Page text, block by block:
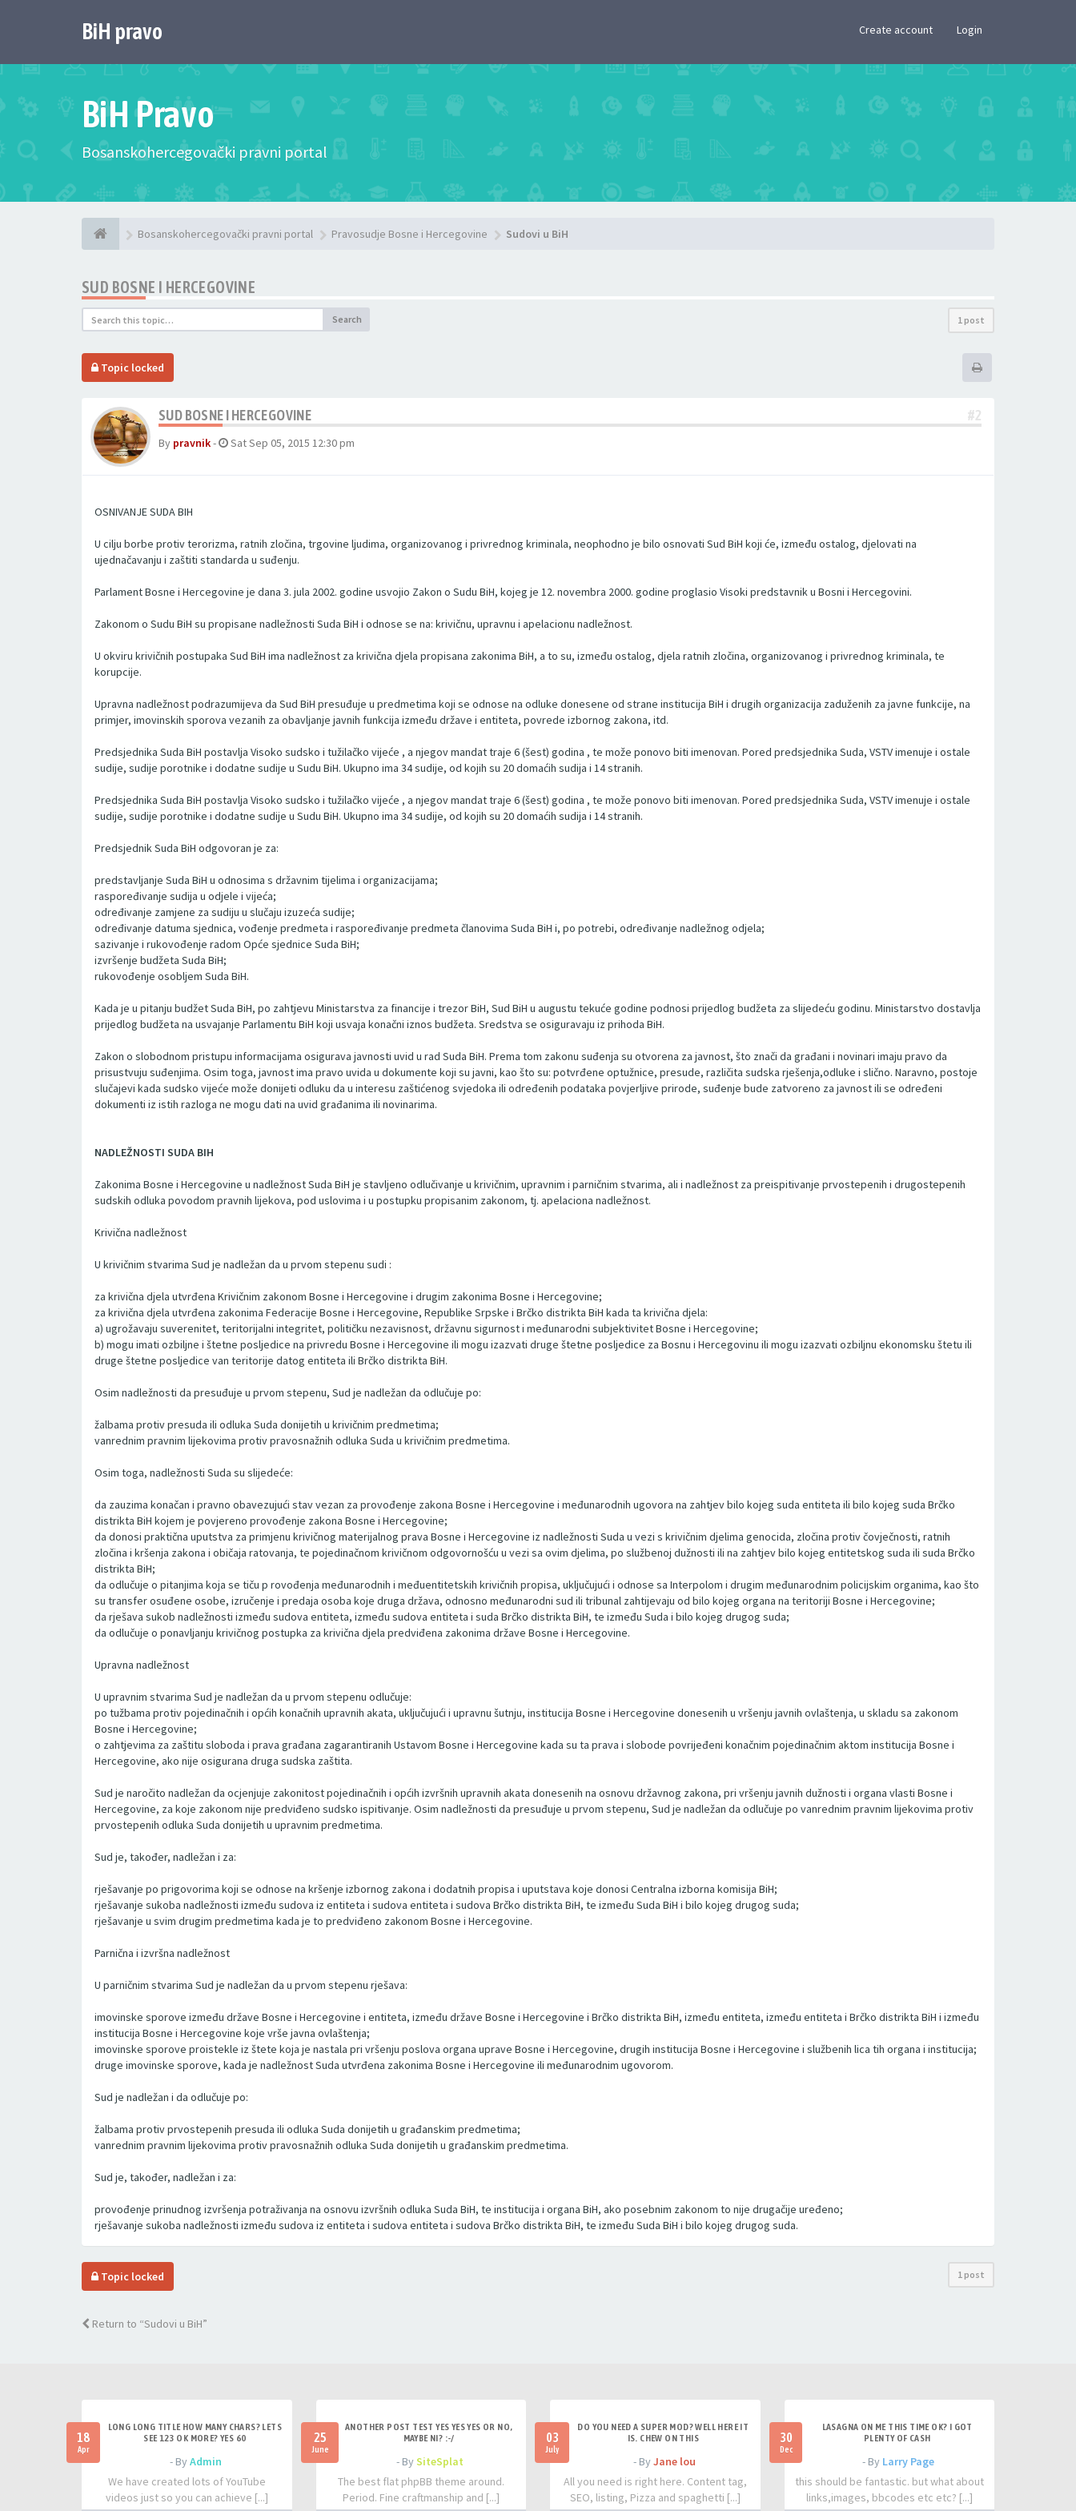
BiH pravo Create account Login
BiH Pravo
Bosanskohercegovački pravni portal
Bosanskohercegovački pravni portal Pravosudje Bosne i Hercegovine Sudovi u BiH
SUD BOSNE I HERCEGOVINE
Search 1 post
Topic locked
SUD BOSNE I HERCEGOVINE #2
By pravnik- Sat Sep 05, 2015 12:30 pm
OSNIVANJE SUDA BIH
U cilju borbe protiv terorizma, ratnih zločina, trgovine ljudima, organizovanog i privrednog kriminala, neophodno je bilo osnovati Sud BiH koji će, između ostalog, djelovati na
ujednačavanju i zaštiti standarda u suđenju.
Parlament Bosne i Hercegovine je dana 3. jula 2002. godine usvojio Zakon o Sudu BiH, kojeg je 12. novembra 2000. godine proglasio Visoki predstavnik u Bosni i Hercegovini.
Zakonom o Sudu BiH su propisane nadležnosti Suda BiH i odnose se na: krivičnu, upravnu i apelacionu nadležnost.
U okviru krivičnih postupaka Sud BiH ima nadležnost za krivična djela propisana zakonima BiH, a to su, između ostalog, djela ratnih zločina, organizovanog i privrednog kriminala, te
korupcije.
Upravna nadležnost podrazumijeva da Sud BiH presuđuje u predmetima koji se odnose na odluke donesene od strane institucija BiH i drugih organizacija zaduženih za javne funkcije, na
primjer, imovinskih sporova vezanih za obavljanje javnih funkcija između države i entiteta, povrede izbornog zakona, itd.
Predsjednika Suda BiH postavlja Visoko sudsko i tužilačko vijeće , a njegov mandat traje 6 (šest) godina , te može ponovo biti imenovan. Pored predsjednika Suda, VSTV imenuje i ostale
sudije, sudije porotnike i dodatne sudije u Sudu BiH. Ukupno ima 34 sudije, od kojih su 20 domaćih sudija i 14 stranih.
Predsjednika Suda BiH postavlja Visoko sudsko i tužilačko vijeće , a njegov mandat traje 6 (šest) godina , te može ponovo biti imenovan. Pored predsjednika Suda, VSTV imenuje i ostale
sudije, sudije porotnike i dodatne sudije u Sudu BiH. Ukupno ima 34 sudije, od kojih su 20 domaćih sudija i 14 stranih.
Predsjednik Suda BiH odgovoran je za:
predstavljanje Suda BiH u odnosima s državnim tijelima i organizacijama;
raspoređivanje sudija u odjele i vijeća;
određivanje zamjene za sudiju u slučaju izuzeća sudije;
određivanje datuma sjednica, vođenje predmeta i raspoređivanje predmeta članovima Suda BiH i, po potrebi, određivanje nadležnog odjela;
sazivanje i rukovođenje radom Opće sjednice Suda BiH;
izvršenje budžeta Suda BiH;
rukovođenje osobljem Suda BiH.
Kada je u pitanju budžet Suda BiH, po zahtjevu Ministarstva za financije i trezor BiH, Sud BiH u augustu tekuće godine podnosi prijedlog budžeta za slijedeću godinu. Ministarstvo dostavlja
prijedlog budžeta na usvajanje Parlamentu BiH koji usvaja konačni iznos budžeta. Sredstva se osiguravaju iz prihoda BiH.
Zakon o slobodnom pristupu informacijama osigurava javnosti uvid u rad Suda BiH. Prema tom zakonu suđenja su otvorena za javnost, što znači da građani i novinari imaju pravo da
prisustvuju suđenjima. Osim toga, javnost ima pravo uvida u dokumente koji su javni, kao što su: potvrđene optužnice, presude, različita sudska rješenja,odluke i slično. Naravno, postoje
slučajevi kada sudsko vijeće može donijeti odluku da u interesu zaštićenog svjedoka ili određenih podataka povjerljive prirode, suđenje bude zatvoreno za javnost ili se određeni
dokumenti iz istih razloga ne mogu dati na uvid građanima ili novinarima.
NADLEŽNOSTI SUDA BIH
Zakonima Bosne i Hercegovine u nadležnost Suda BiH je stavljeno odlučivanje u krivičnim, upravnim i parničnim stvarima, ali i nadležnost za preispitivanje prvostepenih i drugostepenih
sudskih odluka povodom pravnih lijekova, pod uslovima i u postupku propisanim zakonom, tj. apelaciona nadležnost.
Krivična nadležnost
U krivičnim stvarima Sud je nadležan da u prvom stepenu sudi :
za krivična djela utvrđena Krivičnim zakonom Bosne i Hercegovine i drugim zakonima Bosne i Hercegovine;
za krivična djela utvrđena zakonima Federacije Bosne i Hercegovine, Republike Srpske i Brčko distrikta BiH kada ta krivična djela:
a) ugrožavaju suverenitet, teritorijalni integritet, političku nezavisnost, državnu sigurnost i međunarodni subjektivitet Bosne i Hercegovine;
b) mogu imati ozbiljne i štetne posljedice na privredu Bosne i Hercegovine ili mogu izazvati druge štetne posljedice za Bosnu i Hercegovinu ili mogu izazvati ozbiljnu ekonomsku štetu ili
druge štetne posljedice van teritorije datog entiteta ili Brčko distrikta BiH.
Osim nadležnosti da presuđuje u prvom stepenu, Sud je nadležan da odlučuje po:
žalbama protiv presuda ili odluka Suda donijetih u krivičnim predmetima;
vanrednim pravnim lijekovima protiv pravosnažnih odluka Suda u krivičnim predmetima.
Osim toga, nadležnosti Suda su slijedeće:
da zauzima konačan i pravno obavezujući stav vezan za provođenje zakona Bosne i Hercegovine i međunarodnih ugovora na zahtjev bilo kojeg suda entiteta ili bilo kojeg suda Brčko
distrikta BiH kojem je povjereno provođenje zakona Bosne i Hercegovine;
da donosi praktična uputstva za primjenu krivičnog materijalnog prava Bosne i Hercegovine iz nadležnosti Suda u vezi s krivičnim djelima genocida, zločina protiv čovječnosti, ratnih
zločina i kršenja zakona i običaja ratovanja, te pojedinačnom krivičnom odgovornošću u vezi sa ovim djelima, po službenoj dužnosti ili na zahtjev bilo kojeg entitetskog suda ili suda Brčko
distrikta BiH;
da odlučuje o pitanjima koja se tiču p rovođenja međunarodnih i međuentitetskih krivičnih propisa, uključujući i odnose sa Interpolom i drugim međunarodnim policijskim organima, kao što
su transfer osuđene osobe, izručenje i predaja osoba koje druga država, odnosno međunarodni sud ili tribunal zahtijevaju od bilo kojeg organa na teritoriji Bosne i Hercegovine;
da rješava sukob nadležnosti između sudova entiteta, između sudova entiteta i suda Brčko distrikta BiH, te između Suda i bilo kojeg drugog suda;
da odlučuje o ponavljanju krivičnog postupka za krivična djela predviđena zakonima države Bosne i Hercegovine.
Upravna nadležnost
U upravnim stvarima Sud je nadležan da u prvom stepenu odlučuje:
po tužbama protiv pojedinačnih i općih konačnih upravnih akata, uključujući i upravnu šutnju, institucija Bosne i Hercegovine donesenih u vršenju javnih ovlaštenja, u skladu sa zakonom
Bosne i Hercegovine;
o zahtjevima za zaštitu sloboda i prava građana zagarantiranih Ustavom Bosne i Hercegovine kada su ta prava i slobode povrijeđeni konačnim pojedinačnim aktom institucija Bosne i
Hercegovine, ako nije osigurana druga sudska zaštita.
Sud je naročito nadležan da ocjenjuje zakonitost pojedinačnih i općih izvršnih upravnih akata donesenih na osnovu državnog zakona, pri vršenju javnih dužnosti i organa vlasti Bosne i
Hercegovine, za koje zakonom nije predviđeno sudsko ispitivanje. Osim nadležnosti da presuđuje u prvom stepenu, Sud je nadležan da odlučuje po vanrednim pravnim lijekovima protiv
prvostepenih odluka Suda donijetih u upravnim predmetima.
Sud je, također, nadležan i za:
rješavanje po prigovorima koji se odnose na kršenje izbornog zakona i dodatnih propisa i uputstava koje donosi Centralna izborna komisija BiH;
rješavanje sukoba nadležnosti između sudova iz entiteta i sudova entiteta i sudova Brčko distrikta BiH, te između Suda BiH i bilo kojeg drugog suda;
rješavanje u svim drugim predmetima kada je to predviđeno zakonom Bosne i Hercegovine.
Parnična i izvršna nadležnost
U parničnim stvarima Sud je nadležan da u prvom stepenu rješava:
imovinske sporove između države Bosne i Hercegovine i entiteta, između države Bosne i Hercegovine i Brčko distrikta BiH, između entiteta, između entiteta i Brčko distrikta BiH i između
institucija Bosne i Hercegovine koje vrše javna ovlaštenja;
imovinske sporove proistekle iz štete koja je nastala pri vršenju poslova organa uprave Bosne i Hercegovine, drugih institucija Bosne i Hercegovine i službenih lica tih organa i institucija;
druge imovinske sporove, kada je nadležnost Suda utvrđena zakonima Bosne i Hercegovine ili međunarodnim ugovorom.
Sud je nadležan i da odlučuje po:
žalbama protiv prvostepenih presuda ili odluka Suda donijetih u građanskim predmetima;
vanrednim pravnim lijekovima protiv pravosnažnih odluka Suda donijetih u građanskim predmetima.
Sud je, također, nadležan i za:
provođenje prinudnog izvršenja potraživanja na osnovu izvršnih odluka Suda BiH, te institucija i organa BiH, ako posebnim zakonom to nije drugačije uređeno;
rješavanje sukoba nadležnosti između sudova iz entiteta i sudova entiteta i sudova Brčko distrikta BiH, te između Suda BiH i bilo kojeg drugog suda.
Topic locked 1 post
Return to “Sudovi u BiH”
18
Apr
LONG LONG TITLE HOW MANY CHARS? LETS
SEE 123 OK MORE? YES 60
- ByAdmin
We have created lots of YouTube
videos just so you can achieve [...]
25
June
ANOTHER POST TEST YES YES YES OR NO,
MAYBE NI? :-/
- BySiteSplat
The best flat phpBB theme around.
Period. Fine craftmanship and [...]
03
July
DO YOU NEED A SUPER MOD? WELL HERE IT
IS. CHEW ON THIS
- By Jane lou
All you need is right here. Content tag,
SEO, listing, Pizza and spaghetti [...]
30
Dec
LASAGNA ON ME THIS TIME OK? I GOT
PLENTY OF CASH
- By Larry Page
this should be fantastic. but what about
links,images, bbcodes etc etc? [...]